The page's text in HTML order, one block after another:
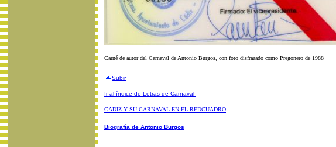
Carné de autor del Carnaval de Antonio Burgos, con foto disfrazado como Pregonero de 1988
Subir
Ir al índice de Letras de Carnaval
CADIZ Y SU CARNAVAL EN EL REDCUADRO
Biografía de Antonio Burgos